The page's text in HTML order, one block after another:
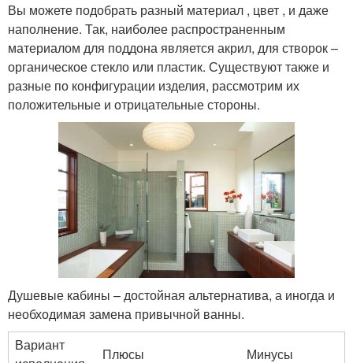
Вы можете подобрать разный материал , цвет , и даже
наполнение. Так, наиболее распространенным
материалом для поддона является акрил, для створок –
органическое стекло или пластик. Существуют также и
разные по конфигурации изделия, рассмотрим их
положительные и отрицательные стороны.
Душевые кабины – достойная альтернатива, а иногда и
необходимая замена привычной ванны.
Вариант
Плюсы Минусы